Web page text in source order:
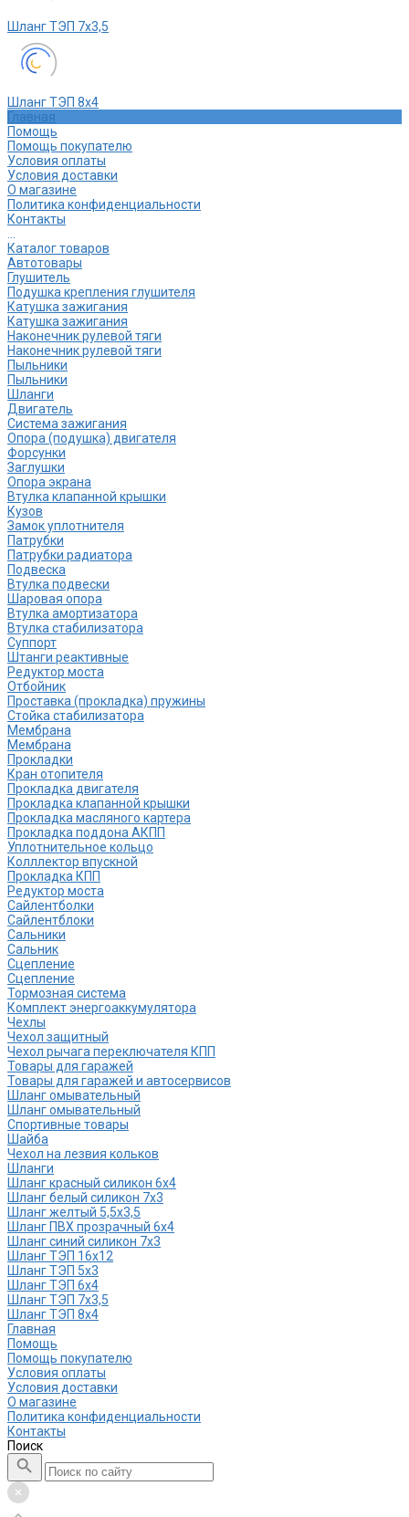
Шланг ТЭП 7х3,5
Шланг ТЭП 8х4
Главная
Помощь
Помощь покупателю
Условия оплаты
Условия доставки
О магазине
Политика конфиденциальности
Контакты
...
Каталог товаров
Автотовары
Глушитель
Подушка крепления глушителя
Катушка зажигания
Катушка зажигания
Наконечник рулевой тяги
Наконечник рулевой тяги
Пыльники
Пыльники
Шланги
Двигатель
Система зажигания
Опора (подушка) двигателя
Форсунки
Заглушки
Опора экрана
Втулка клапанной крышки
Кузов
Замок уплотнителя
Патрубки
Патрубки радиатора
Подвеска
Втулка подвески
Шаровая опора
Втулка амортизатора
Втулка стабилизатора
Cуппорт
Штанги реактивные
Редуктор моста
Отбойник
Проставка (прокладка) пружины
Стойка стабилизатора
Мембрана
Мембрана
Прокладки
Кран отопителя
Прокладка двигателя
Прокладка клапанной крышки
Прокладка масляного картера
Прокладка поддона АКПП
Уплотнительное кольцо
Колллектор впускной
Прокладка КПП
Редуктор моста
Сайлентболки
Сайлентблоки
Сальники
Сальник
Сцепление
Сцепление
Тормозная система
Комплект энергоаккумулятора
Чехлы
Чехол защитный
Чехол рычага переключателя КПП
Товары для гаражей
Товары для гаражей и автосервисов
Шланг омывательный
Шланг омывательный
Спортивные товары
Шайба
Чехол на лезвия кольков
Шланги
Шланг красный силикон 6х4
Шланг белый силикон 7х3
Шланг желтый 5,5х3,5
Шланг ПВХ прозрачный 6х4
Шланг синий силикон 7х3
Шланг ТЭП 16х12
Шланг ТЭП 5х3
Шланг ТЭП 6х4
Шланг ТЭП 7х3,5
Шланг ТЭП 8х4
Главная
Помощь
Помощь покупателю
Условия оплаты
Условия доставки
О магазине
Политика конфиденциальности
Контакты
Поиск